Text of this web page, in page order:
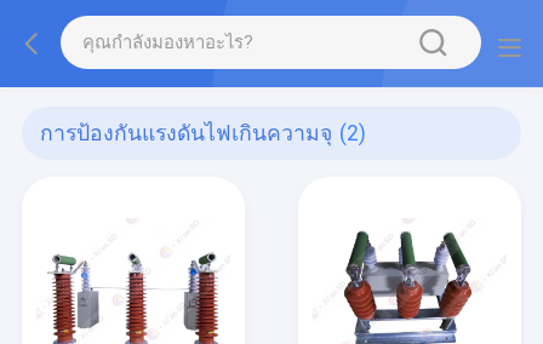
การป้องกันแรงดันไฟเกินความจุ (2)